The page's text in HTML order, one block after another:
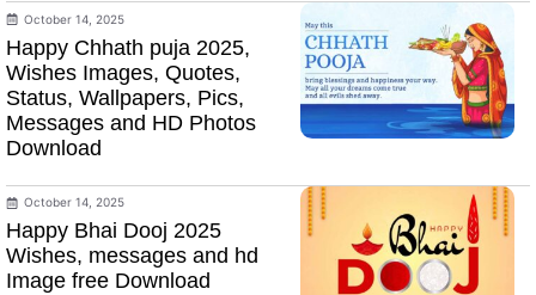
October 14, 2025
Happy Chhath puja 2025,
Wishes Images, Quotes,
Status, Wallpapers, Pics,
Messages and HD Photos
Download
October 14, 2025
Happy Bhai Dooj 2025
Wishes, messages and hd
Image free Download